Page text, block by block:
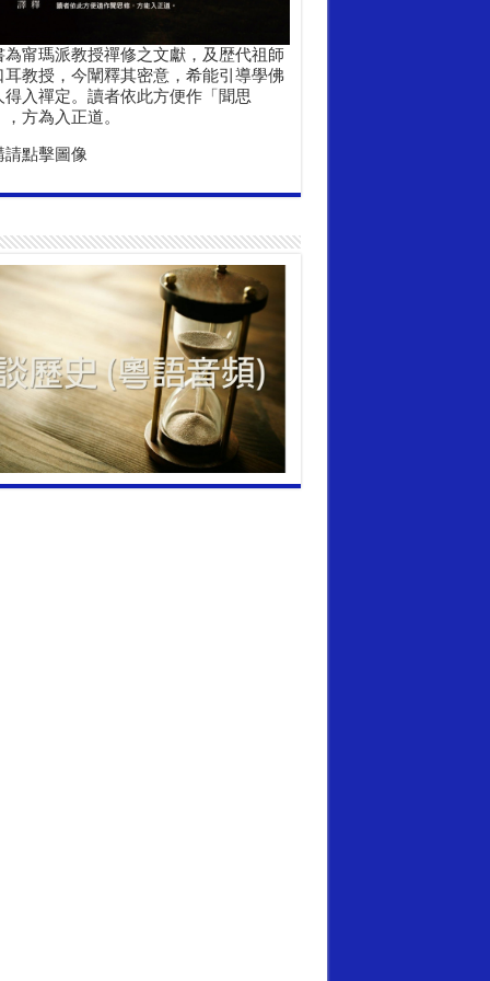
為甯瑪派教授禪修之文獻，及歴代祖師
耳教授，今闡釋其密意，希能引導學佛
得入禪定。讀者依此方便作「聞思
方為入正道。
請點擊圖像